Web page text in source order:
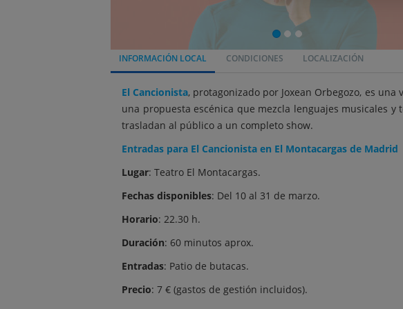
INFORMACIÓN LOCAL CONDICIONES LOCALIZACIÓN
El Cancionista, protagonizado por Joxean Orbegozo, es
una propuesta escénica que mezcla lenguajes musicales
trasladan al público a un completo show.
Entradas para El Cancionista en El Montacargas de Madrid
Lugar: Teatro El Montacargas.
Fechas disponibles: Del 10 al 31 de marzo.
Horario: 22.30 h.
Duración: 60 minutos aprox.
Entradas: Patio de butacas.
Precio: 7 € (gastos de gestión incluidos).